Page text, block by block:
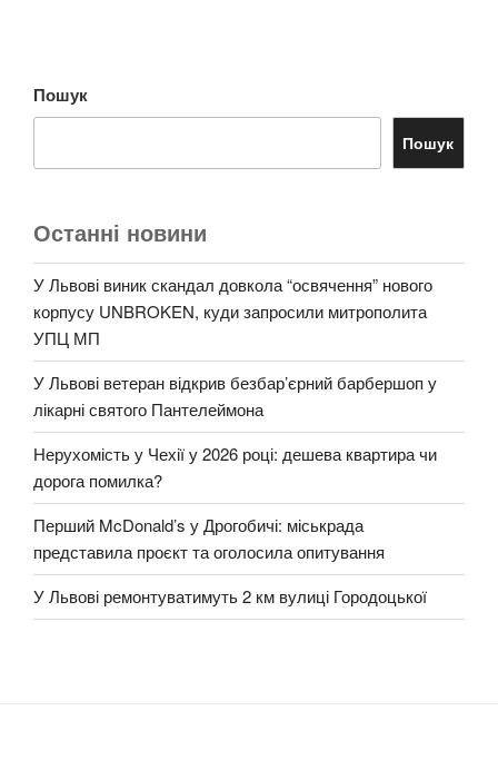
Пошук
Пошук
Останні новини
У Львові виник скандал довкола “освячення” нового
корпусу UNBROKEN, куди запросили митрополита
УПЦ МП
У Львові ветеран відкрив безбар’єрний барбершоп у
лікарні святого Пантелеймона
Нерухомість у Чехії у 2026 році: дешева квартира чи
дорога помилка?
Перший McDonald’s у Дрогобичі: міськрада
представила проєкт та оголосила опитування
У Львові ремонтуватимуть 2 км вулиці Городоцької